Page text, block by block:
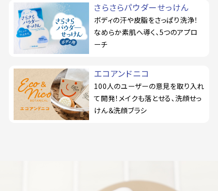
さらさらパウダーせっけん
ボディの汗や皮脂をさっぱり洗浄！
なめらか素肌へ導く、5つのアプロ
ーチ
エコアンドニコ
100人のユーザーの意見を取り入れ
て開発！メイクも落とせる、洗顔せっ
けん＆洗顔ブラシ